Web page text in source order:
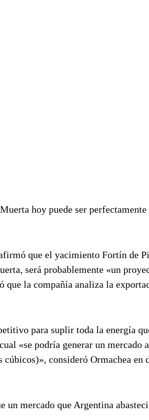
hoy puede ser
que el yacimiento Fortín de
será probablemente «un
la compañía analiza la
para suplir toda la energía
«se podría generar un mercado
consideró Ormachea en
mercado que Argentina